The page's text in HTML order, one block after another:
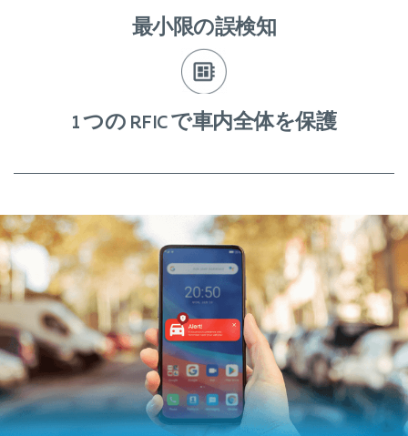
最小限の誤検知
1 つの RFIC で車内全体を保護